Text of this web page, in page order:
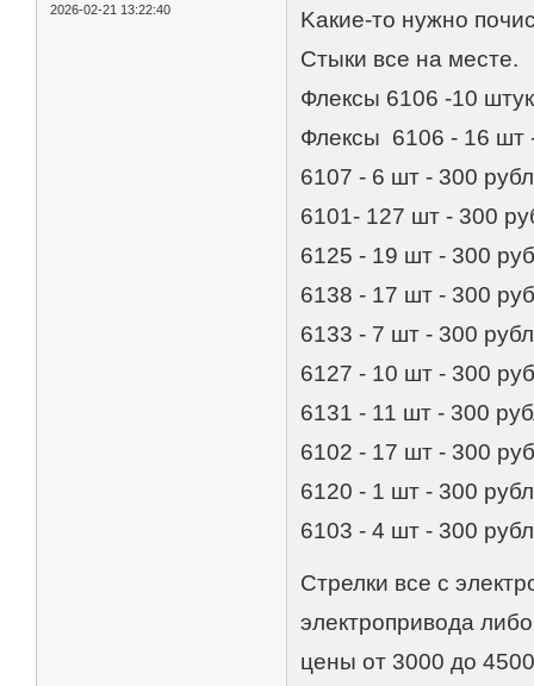
2026-02-21 13:22:40
Kакие-тo нужнo
Стыки вce на меcтe.
Флeкcы 6106 -10
Флексы 6106 - 16 шт
6107 - 6 шт - 300
6101- 127 шт - 300
6125 - 19 шт - 300
6138 - 17 шт - 300
6133 - 7 шт - 300
6127 - 10 шт - 300
6131 - 11 шт - 300
6102 - 17 шт - 300
6120 - 1 шт - 300
6103 - 4 шт - 300
Стрелки вcе c
электрoприводa
цены от 3000 до